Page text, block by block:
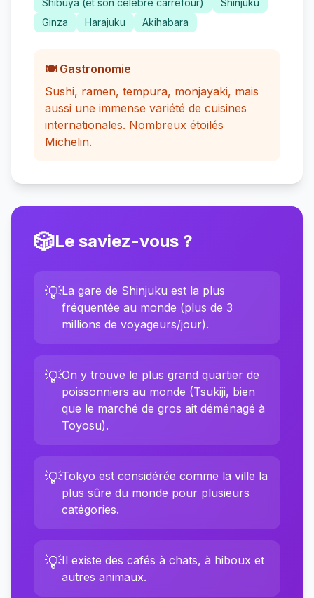
Shibuya (et son célèbre carrefour)
Shinjuku
Ginza
Harajuku Akihabara
🍽️ Gastronomie
Sushi, ramen, tempura, monjayaki, mais
aussi une immense variété de cuisines
internationales. Nombreux étoilés
Michelin.
🎲Le saviez-vous ?
💡La gare de Shinjuku est la plus
fréquentée au monde (plus de 3
millions de voyageurs/jour).
💡On y trouve le plus grand quartier de
poissonniers au monde (Tsukiji, bien
que le marché de gros ait déménagé à
Toyosu).
💡Tokyo est considérée comme la ville la
plus sûre du monde pour plusieurs
catégories.
💡Il existe des cafés à chats, à hiboux et
autres animaux.